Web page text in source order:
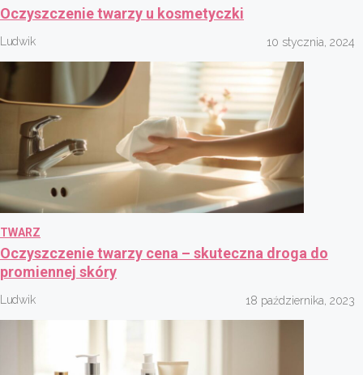
Oczyszczenie twarzy u kosmetyczki
Ludwik 10 stycznia, 2024
TWARZ
Oczyszczenie twarzy cena – skuteczna droga do
promiennej skóry
Ludwik 18 października, 2023